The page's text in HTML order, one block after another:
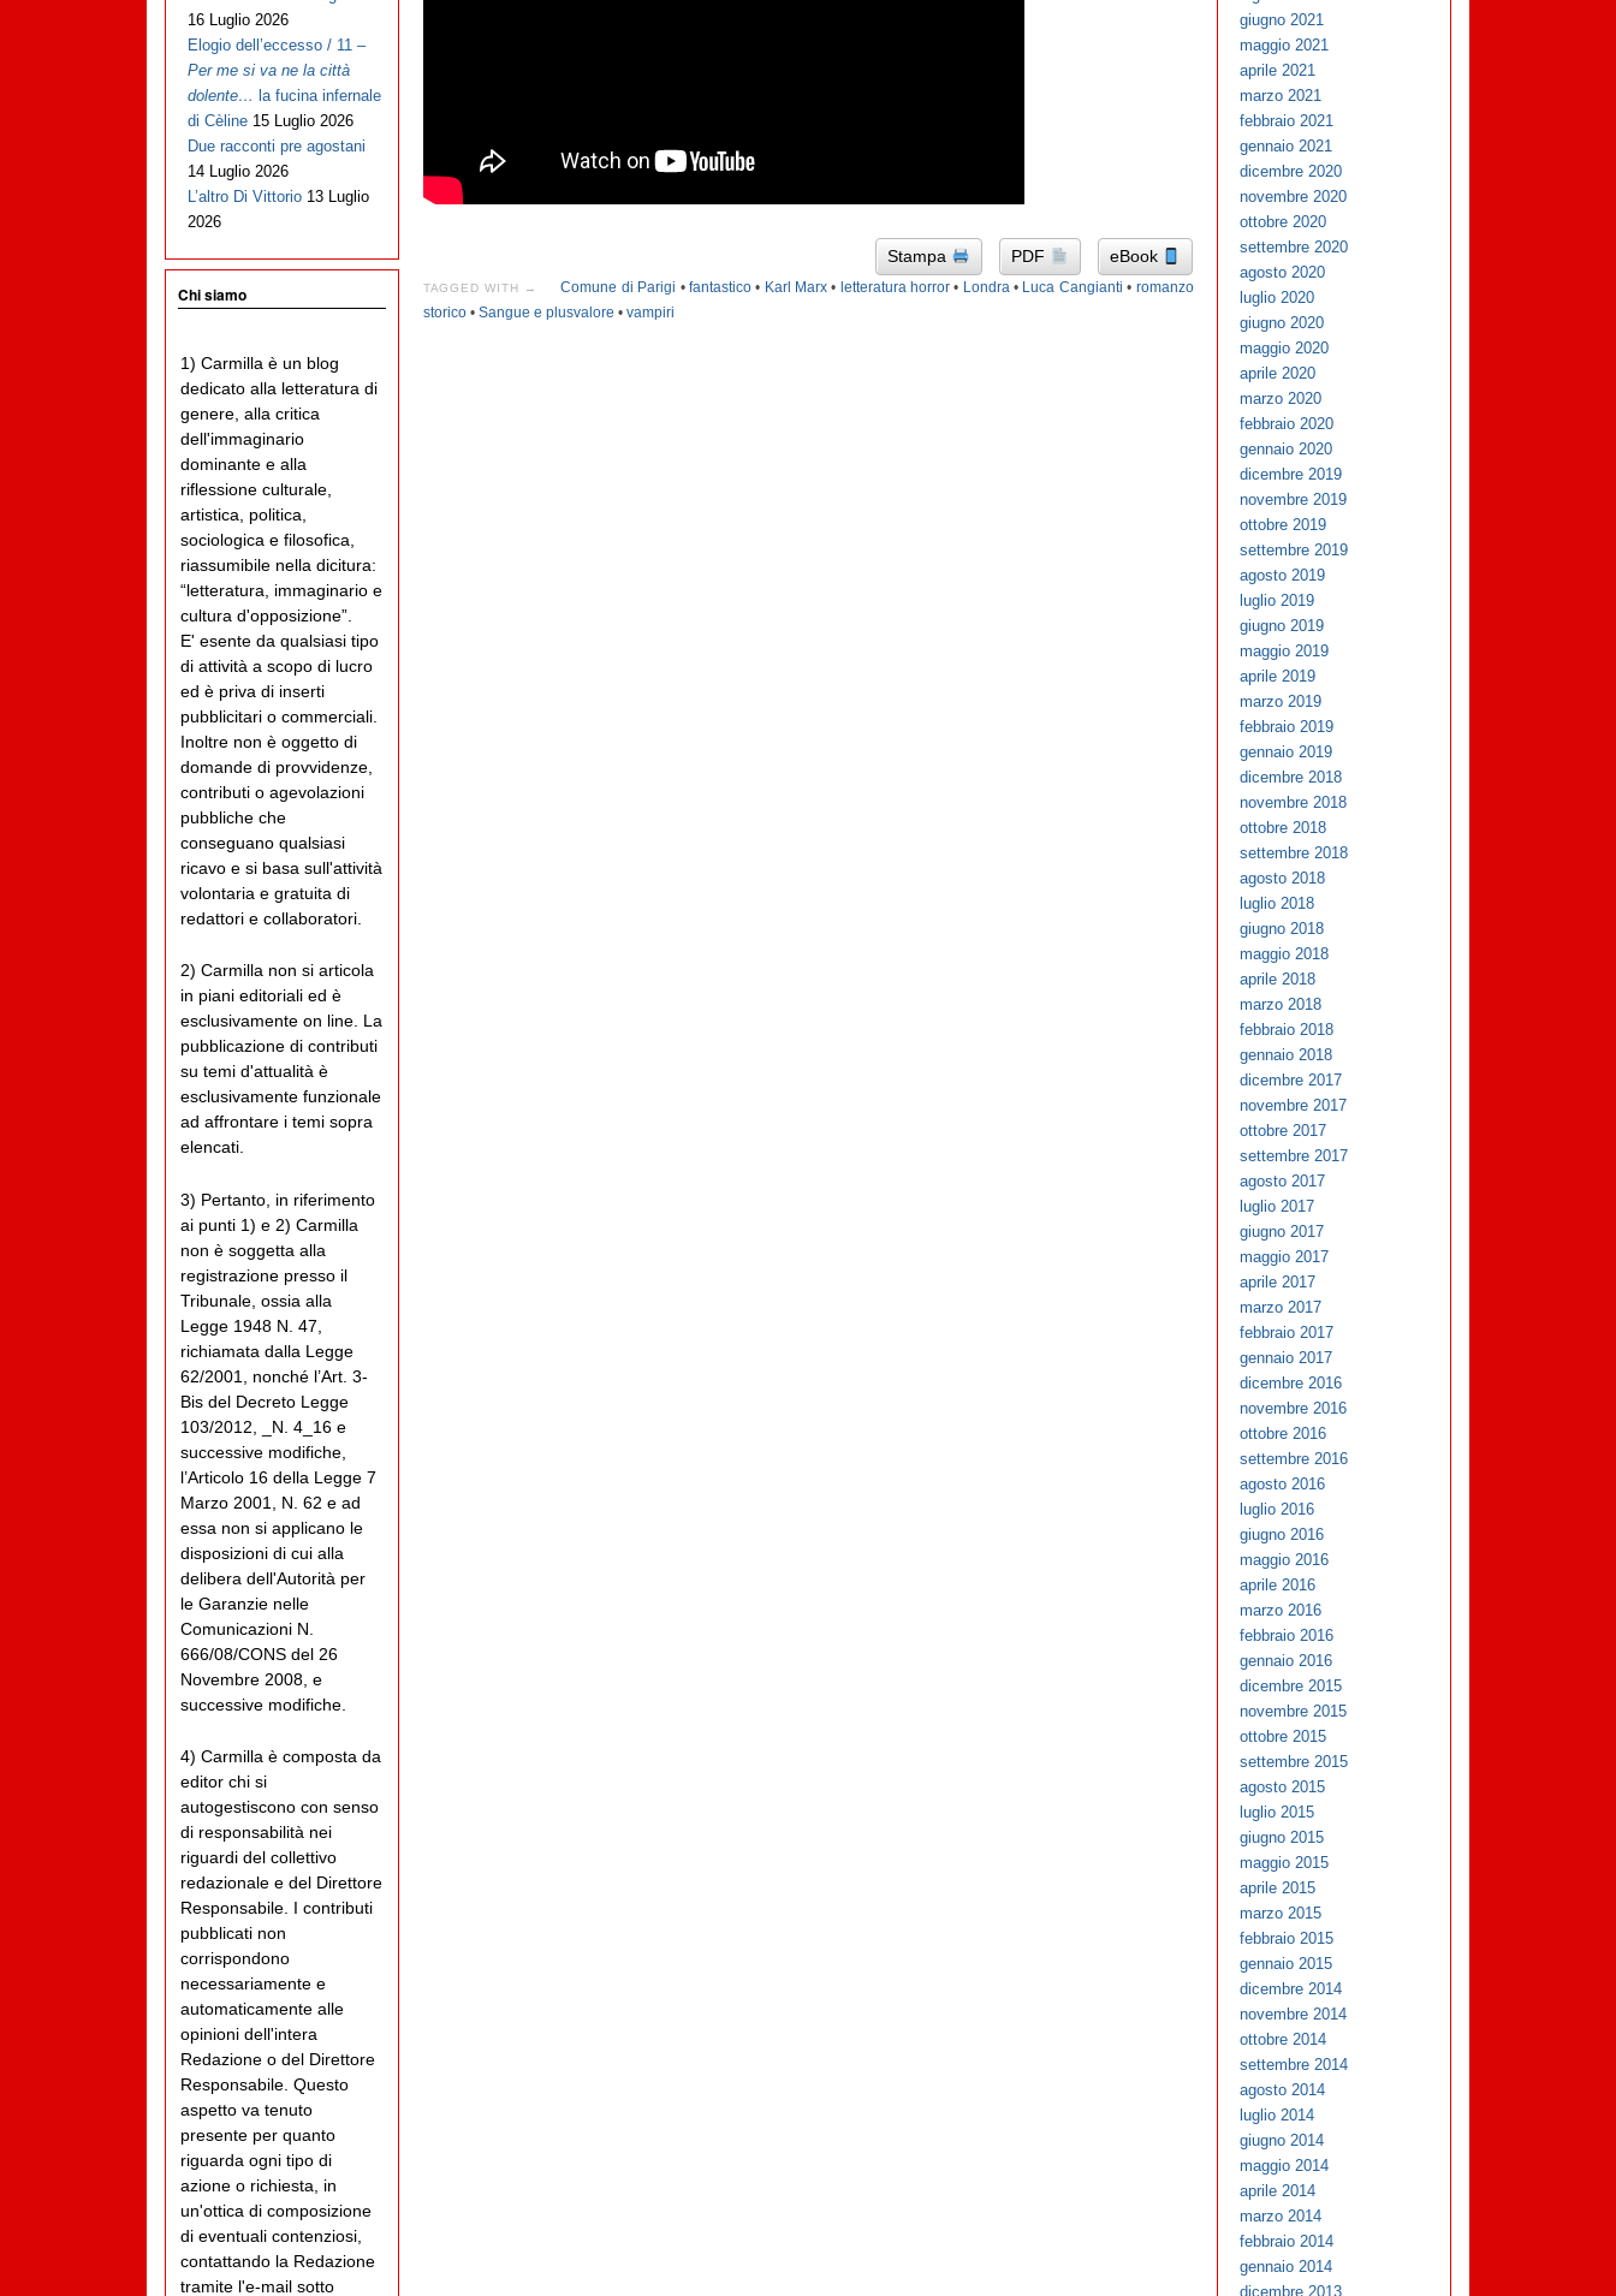
Stampa PDF eBook
TAGGED WITH → Comune di Parigi • fantastico• Karl Marx• letteratura horror • Londra• Luca Cangianti • romanzo
storico• Sangue e plusvalore • vampiri
16 Luglio 2026
Elogio dell’eccesso / 11 –
Per me si va ne la città
dolente… la fucina infernale
di Cèline 15 Luglio 2026
Due racconti pre agostani
14 Luglio 2026
L’altro Di Vittorio 13 Luglio
2026
Chi siamo
1) Carmilla è un blog
dedicato alla letteratura di
genere, alla critica
dell'immaginario
dominante e alla
riflessione culturale,
artistica, politica,
sociologica e filosofica,
riassumibile nella dicitura:
“letteratura, immaginario e
cultura d'opposizione”.
E' esente da qualsiasi tipo
di attività a scopo di lucro
ed è priva di inserti
pubblicitari o commerciali.
Inoltre non è oggetto di
domande di provvidenze,
contributi o agevolazioni
pubbliche che
conseguano qualsiasi
ricavo e si basa sull'attività
volontaria e gratuita di
redattori e collaboratori.
2) Carmilla non si articola
in piani editoriali ed è
esclusivamente on line. La
pubblicazione di contributi
su temi d'attualità è
esclusivamente funzionale
ad affrontare i temi sopra
elencati.
3) Pertanto, in riferimento
ai punti 1) e 2) Carmilla
non è soggetta alla
registrazione presso il
Tribunale, ossia alla
Legge 1948 N. 47,
richiamata dalla Legge
62/2001, nonché l’Art. 3-
Bis del Decreto Legge
103/2012, _N. 4_16 e
successive modifiche,
l’Articolo 16 della Legge 7
Marzo 2001, N. 62 e ad
essa non si applicano le
disposizioni di cui alla
delibera dell'Autorità per
le Garanzie nelle
Comunicazioni N.
666/08/CONS del 26
Novembre 2008, e
successive modifiche.
4) Carmilla è composta da
editor chi si
autogestiscono con senso
di responsabilità nei
riguardi del collettivo
redazionale e del Direttore
Responsabile. I contributi
pubblicati non
corrispondono
necessariamente e
automaticamente alle
opinioni dell'intera
Redazione o del Direttore
Responsabile. Questo
aspetto va tenuto
presente per quanto
riguarda ogni tipo di
azione o richiesta, in
un'ottica di composizione
di eventuali contenziosi,
contattando la Redazione
tramite l'e-mail sotto
giugno 2021
maggio 2021
aprile 2021
marzo 2021
febbraio 2021
gennaio 2021
dicembre 2020
novembre 2020
ottobre 2020
settembre 2020
agosto 2020
luglio 2020
giugno 2020
maggio 2020
aprile 2020
marzo 2020
febbraio 2020
gennaio 2020
dicembre 2019
novembre 2019
ottobre 2019
settembre 2019
agosto 2019
luglio 2019
giugno 2019
maggio 2019
aprile 2019
marzo 2019
febbraio 2019
gennaio 2019
dicembre 2018
novembre 2018
ottobre 2018
settembre 2018
agosto 2018
luglio 2018
giugno 2018
maggio 2018
aprile 2018
marzo 2018
febbraio 2018
gennaio 2018
dicembre 2017
novembre 2017
ottobre 2017
settembre 2017
agosto 2017
luglio 2017
giugno 2017
maggio 2017
aprile 2017
marzo 2017
febbraio 2017
gennaio 2017
dicembre 2016
novembre 2016
ottobre 2016
settembre 2016
agosto 2016
luglio 2016
giugno 2016
maggio 2016
aprile 2016
marzo 2016
febbraio 2016
gennaio 2016
dicembre 2015
novembre 2015
ottobre 2015
settembre 2015
agosto 2015
luglio 2015
giugno 2015
maggio 2015
aprile 2015
marzo 2015
febbraio 2015
gennaio 2015
dicembre 2014
novembre 2014
ottobre 2014
settembre 2014
agosto 2014
luglio 2014
giugno 2014
maggio 2014
aprile 2014
marzo 2014
febbraio 2014
gennaio 2014
dicembre 2013